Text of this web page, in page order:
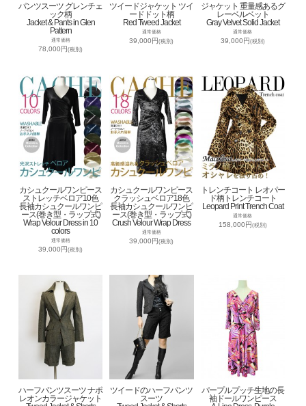
パンツスーツ グレンチェ
ック柄
Jacket & Pants in Glen
Pattern
通常価格
78,000円(税別)
ツイードジャケット ツイ
ードドット柄
Red Tweed Jacket
通常価格
39,000円(税別)
ジャケット 重量感あるグ
レーベルベット
Gray Velvet Solid Jacket
通常価格
39,000円(税別)
カシュクールワンピース
ストレッチベロア10色
長袖カシュクールワンピ
ース(巻き型・ラップ式)
Wrap Velour Dress in 10
colors
通常価格
39,000円(税別)
カシュクールワンピース
クラッシュベロア18色
長袖カシュクールワンピ
ース(巻き型・ラップ式)
Crush Velour Wrap Dress
通常価格
39,000円(税別)
トレンチコート レオパー
ド柄トレンチコート
Leopard Print Trench Coat
通常価格
158,000円(税別)
ハーフパンツスーツ ナポ
レオンカラージャケット
ツイードのハーフパンツ
スーツ
パープルプッチ生地の長
袖ドールワンピース